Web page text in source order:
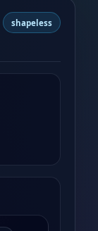
shapeless